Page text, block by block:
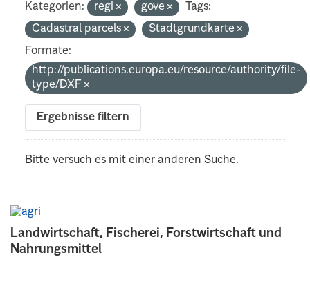
Landwirtschaft, Fischerei, Forstwirtschaft und
Nahrungsmittel
Kategorien:
regi gove
Tags:
Cadastral parcels
Stadtgrundkarte
Formate:
http://publications.europa.eu/resource/authority/file-
type/DXF
Ergebnisse filtern
Bitte versuch es mit einer anderen Suche.